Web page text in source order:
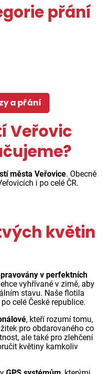
přání
a přání
Veřovic
města Veřovice. Obecně
i po celé ČR.
květin
v perfektních
vyhřívané v zimě, aby
stavu. Naše flotila
celé České republice.
, kteří rozumí tomu,
pro obdarovaného co
ale také pro zlehčení
květiny kamkoliv